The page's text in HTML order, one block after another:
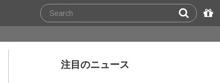
注目のニュース